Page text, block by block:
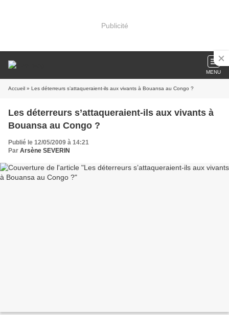
Publicité
MENU
Accueil » Les déterreurs s’attaqueraient-ils aux vivants à Bouansa au Congo ?
Les déterreurs s’attaqueraient-ils aux vivants à
Bouansa au Congo ?
Publié le 12/05/2009 à 14:21
Par Arsène SEVERIN